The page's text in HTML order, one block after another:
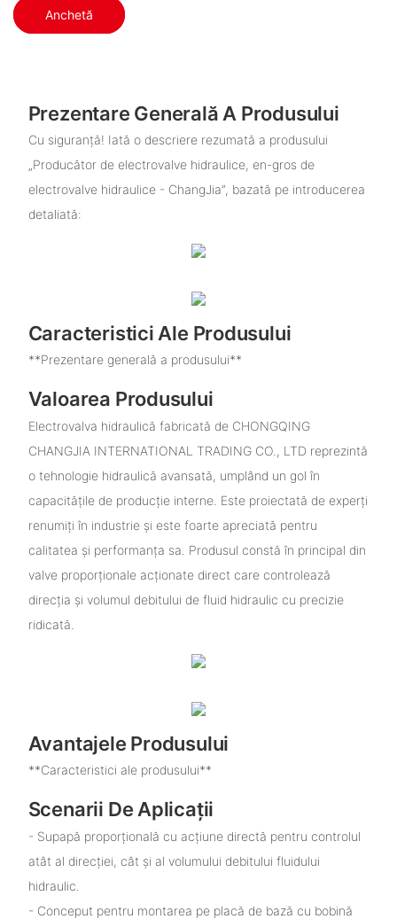
Anchetă
Prezentare Generală A Produsului
Cu siguranță! Iată o descriere rezumată a produsului
„Producător de electrovalve hidraulice, en-gros de
electrovalve hidraulice - ChangJia”, bazată pe introducerea
detaliată:
Caracteristici Ale Produsului
**Prezentare generală a produsului**
Valoarea Produsului
Electrovalva hidraulică fabricată de CHONGQING
CHANGJIA INTERNATIONAL TRADING CO., LTD reprezintă
o tehnologie hidraulică avansată, umplând un gol în
capacitățile de producție interne. Este proiectată de experți
renumiți în industrie și este foarte apreciată pentru
calitatea și performanța sa. Produsul constă în principal din
valve proporționale acționate direct care controlează
direcția și volumul debitului de fluid hidraulic cu precizie
ridicată.
Avantajele Produsului
**Caracteristici ale produsului**
Scenarii De Aplicații
- Supapă proporțională cu acțiune directă pentru controlul
atât al direcției, cât și al volumului debitului fluidului
hidraulic.
- Conceput pentru montarea pe placă de bază cu bobină